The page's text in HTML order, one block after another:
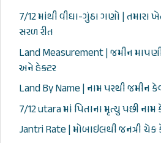
7/12 માંથી વીઘા-ગુંઠા ગણો | તમારા
સરળ રીત
Land Measurement | જમીન
અને હેક્ટર
Land By Name | નામ પરથી જમીન
7/12 utara માં પિતાના મૃત્યુ પછી નામ
Jantri Rate | મોબાઇલથી જનત્રી ચેક